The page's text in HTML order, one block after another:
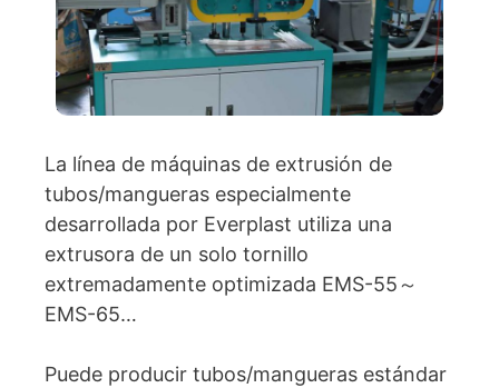
La línea de máquinas de extrusión de
tubos/mangueras especialmente
desarrollada por Everplast utiliza una
extrusora de un solo tornillo
extremadamente optimizada EMS-55～
EMS-65…
Puede producir tubos/mangueras estándar